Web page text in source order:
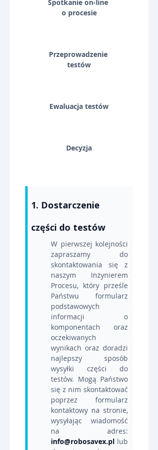
Spotkanie on-line
o procesie
Przeprowadzenie
testów
Ewaluacja testów
Decyzja
1. Dostarczenie
części do testów
W pierwszej kolejności
zapraszamy do
skontaktowania się z
naszym Inżynierem
Procesu, który prześle
Państwu formularz
podstawowych
informacji o
komponentach oraz
oczekiwanych
wynikach oraz doradzi
najlepszy sposób
wysyłki części do
testów. Mogą Państwo
się z nim skontaktować
poprzez formularz
kontaktowy na stronie,
wysyłając wiadomość
info@robosavex.pl lub